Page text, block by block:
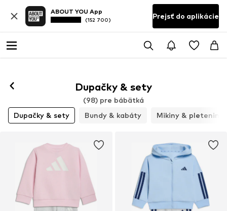
ABOUT YOU App
(152 700) Prejsť do aplikácie
Dupačky & sety
(98) pre bábätká
Dupačky & sety
Bundy & kabáty Mikiny & pleteniny